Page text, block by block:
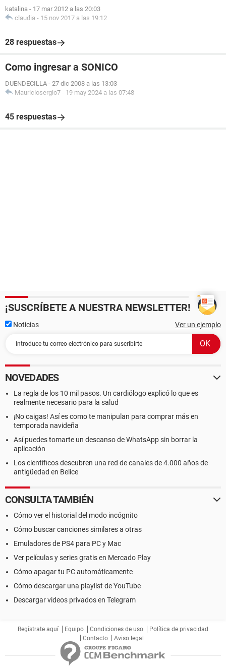
katalina - 17 mar 2012 a las 20:03
claudia - 15 nov 2017 a las 19:12
28 respuestas
Como ingresar a SONICO
DUENDECILLA - 27 dic 2008 a las 13:03
Mauriciosergio7 - 19 may 2024 a las 07:48
45 respuestas
¡SUSCRÍBETE A NUESTRA NEWSLETTER!
Noticias Ver un ejemplo
NOVEDADES
La regla de los 10 mil pasos. Un cardiólogo explicó lo que es
realmente necesario para la salud
¡No caigas! Así es como te manipulan para comprar más en
temporada navideña
Así puedes tomarte un descanso de WhatsApp sin borrar la
aplicación
Los científicos descubren una red de canales de 4.000 años de
antigüedad en Belice
CONSULTA TAMBIÉN
Cómo ver el historial del modo incógnito
Cómo buscar canciones similares a otras
Emuladores de PS4 para PC y Mac
Ver películas y series gratis en Mercado Play
Cómo apagar tu PC automáticamente
Cómo descargar una playlist de YouTube
Descargar videos privados en Telegram
Regístrate aquí Equipo Condiciones de uso
Política de privacidad
Contacto
Aviso legal